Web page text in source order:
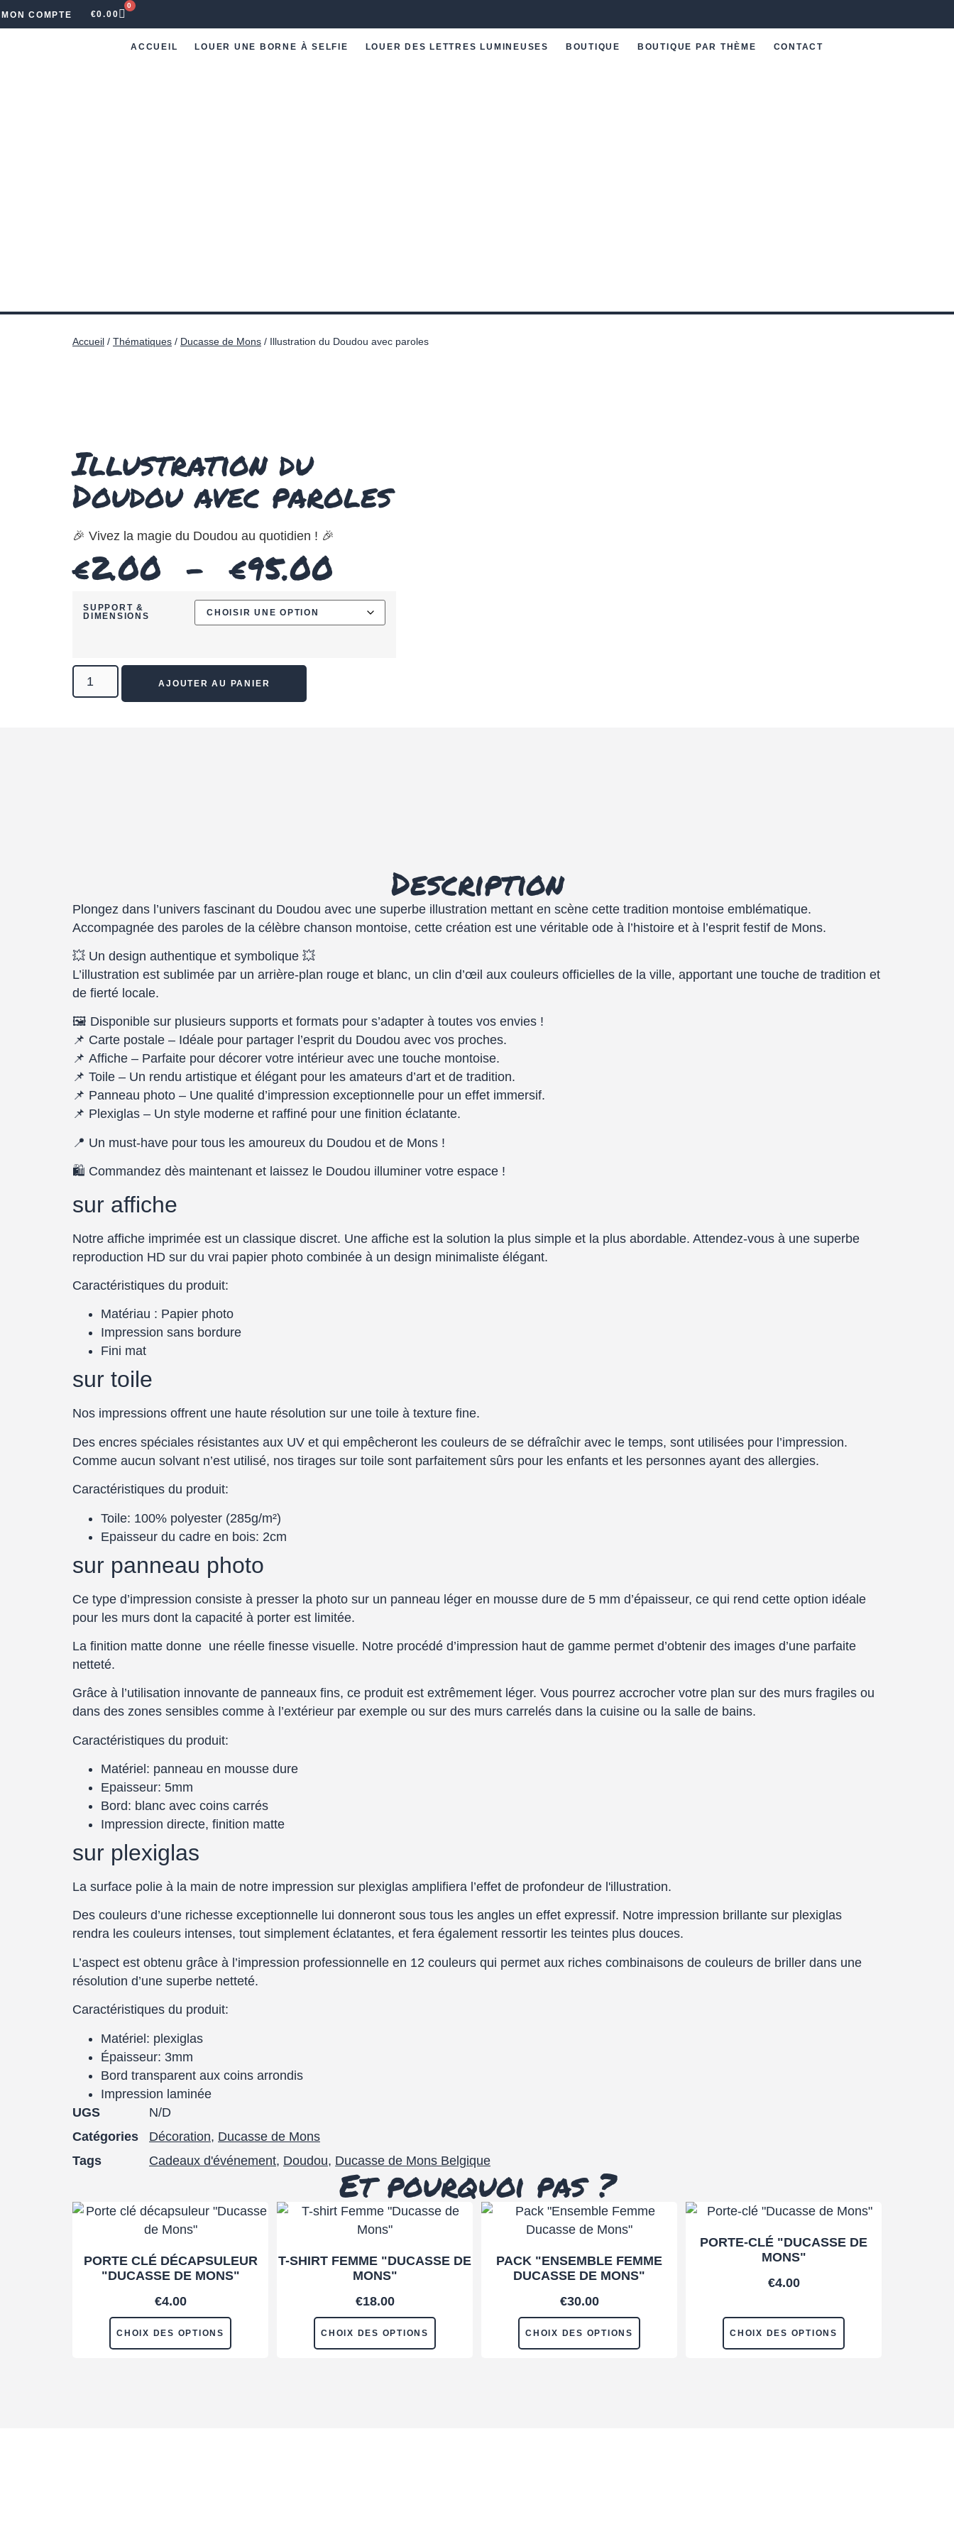
MON COMPTE €0.00
0
ACCUEIL LOUER UNE BORNE À SELFIE LOUER DES LETTRES LUMINEUSES BOUTIQUE BOUTIQUE PAR THÈME CONTACT
Accueil / Thématiques / Ducasse de Mons / Illustration du Doudou avec paroles
Illustration du
Doudou avec paroles
🎉 Vivez la magie du Doudou au quotidien ! 🎉
€2.00 – €95.00
SUPPORT &
DIMENSIONS
AJOUTER AU PANIER
Description
Plongez dans l’univers fascinant du Doudou avec une superbe illustration mettant en scène cette tradition montoise emblématique.
Accompagnée des paroles de la célèbre chanson montoise, cette création est une véritable ode à l’histoire et à l’esprit festif de Mons.
💥 Un design authentique et symbolique 💥
L’illustration est sublimée par un arrière-plan rouge et blanc, un clin d’œil aux couleurs officielles de la ville, apportant une touche de tradition et
de fierté locale.
🖼 Disponible sur plusieurs supports et formats pour s’adapter à toutes vos envies !
📌 Carte postale – Idéale pour partager l’esprit du Doudou avec vos proches.
📌 Affiche – Parfaite pour décorer votre intérieur avec une touche montoise.
📌 Toile – Un rendu artistique et élégant pour les amateurs d’art et de tradition.
📌 Panneau photo – Une qualité d’impression exceptionnelle pour un effet immersif.
📌 Plexiglas – Un style moderne et raffiné pour une finition éclatante.
📍 Un must-have pour tous les amoureux du Doudou et de Mons !
🛍 Commandez dès maintenant et laissez le Doudou illuminer votre espace !
sur affiche
Notre affiche imprimée est un classique discret. Une affiche est la solution la plus simple et la plus abordable. Attendez-vous à une superbe
reproduction HD sur du vrai papier photo combinée à un design minimaliste élégant.
Caractéristiques du produit:
Matériau : Papier photo
Impression sans bordure
Fini mat
sur toile
Nos impressions offrent une haute résolution sur une toile à texture fine.
Des encres spéciales résistantes aux UV et qui empêcheront les couleurs de se défraîchir avec le temps, sont utilisées pour l’impression.
Comme aucun solvant n’est utilisé, nos tirages sur toile sont parfaitement sûrs pour les enfants et les personnes ayant des allergies.
Caractéristiques du produit:
Toile: 100% polyester (285g/m²)
Epaisseur du cadre en bois: 2cm
sur panneau photo
Ce type d’impression consiste à presser la photo sur un panneau léger en mousse dure de 5 mm d’épaisseur, ce qui rend cette option idéale
pour les murs dont la capacité à porter est limitée.
La finition matte donne une réelle finesse visuelle. Notre procédé d’impression haut de gamme permet d’obtenir des images d’une parfaite
netteté.
Grâce à l’utilisation innovante de panneaux fins, ce produit est extrêmement léger. Vous pourrez accrocher votre plan sur des murs fragiles ou
dans des zones sensibles comme à l’extérieur par exemple ou sur des murs carrelés dans la cuisine ou la salle de bains.
Caractéristiques du produit:
Matériel: panneau en mousse dure
Epaisseur: 5mm
Bord: blanc avec coins carrés
Impression directe, finition matte
sur plexiglas
La surface polie à la main de notre impression sur plexiglas amplifiera l’effet de profondeur de l'illustration.
Des couleurs d’une richesse exceptionnelle lui donneront sous tous les angles un effet expressif. Notre impression brillante sur plexiglas
rendra les couleurs intenses, tout simplement éclatantes, et fera également ressortir les teintes plus douces.
L’aspect est obtenu grâce à l’impression professionnelle en 12 couleurs qui permet aux riches combinaisons de couleurs de briller dans une
résolution d’une superbe netteté.
Caractéristiques du produit:
Matériel: plexiglas
Épaisseur: 3mm
Bord transparent aux coins arrondis
Impression laminée
UGS
N/D
Catégories
Décoration, Ducasse de Mons
Tags
Cadeaux d'événement, Doudou, Ducasse de Mons Belgique
Et pourquoi pas ?
PORTE CLÉ DÉCAPSULEUR
"DUCASSE DE MONS"
€4.00
CHOIX DES OPTIONS
T-SHIRT FEMME "DUCASSE DE
MONS"
€18.00
CHOIX DES OPTIONS
PACK "ENSEMBLE FEMME
DUCASSE DE MONS"
€30.00
CHOIX DES OPTIONS
PORTE-CLÉ "DUCASSE DE
MONS"
€4.00
CHOIX DES OPTIONS